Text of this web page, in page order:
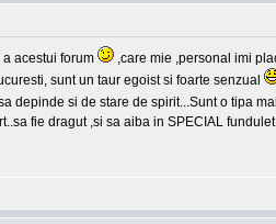
acestui forum
,care mie ,personal imi
sunt un taur egoist si foarte senzual
depinde si de stare de spirit...Sunt o tipa
fie dragut ,si sa aiba in SPECIAL